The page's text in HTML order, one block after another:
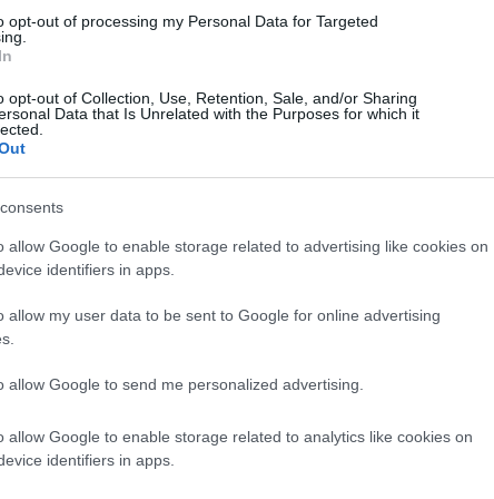
opt-out of processing my Personal Data for Targeted
opt-out of Collection, Use, Retention, Sale, and/or Sharing
Data that Is Unrelated with the Purposes for which it
allow Google to enable storage related to advertising like cookies on
identifiers in apps.
allow my user data to be sent to Google for online advertising
allow Google to send me personalized advertising.
allow Google to enable storage related to analytics like cookies on
identifiers in apps.
síkvidéki
(Solidago
Kit.
tövénél
is
se
kanadai
vizek
főleg
a
magas
is.
Hasonló növények
Aranyvessző (
Az aranyvessző (Solidago) – más nevein...
Az aranyvessző (Solidago) – más nevein...
'Minigold')
Az aranyvessző (Solidago) – más nevein...